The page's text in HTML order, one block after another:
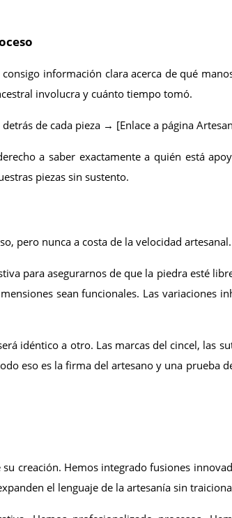
información clara acerca de qué
involucra y cuánto tiempo tomó.
de cada pieza → [Enlace a página
a saber exactamente a quién está
piezas sin sustento.
pero nunca a costa de la velocidad artesanal.
para asegurarnos de que la piedra esté
sean funcionales. Las variaciones
idéntico a otro. Las marcas del cincel, las
eso es la firma del artesano y una prueba
creación. Hemos integrado fusiones
el lenguaje de la artesanía sin